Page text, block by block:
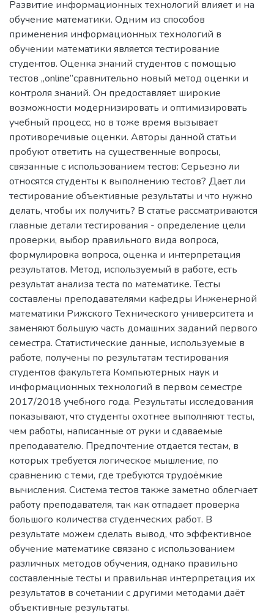
Развитие информационных технологий влияет и на
обучение математики. Одним из способов
применения информационных технологий в
обучении математики является тестирование
студентов. Оценка знаний студентов с помощью
тестов „online”сравнительно новый метод оценки и
контроля знаний. Он предоставляет широкие
возможности модернизировать и оптимизировать
учебный процесс, но в тоже время вызывает
противоречивые оценки. Авторы данной статьи
пробуют ответить на существенные вопросы,
связанные с использованием тестов: Серьезно ли
относятся студенты к выполнению тестов? Дает ли
тестирование объективные результаты и что нужно
делать, чтобы их получить? В статье рассматриваются
главные детали тестирования - определение цели
проверки, выбор правильного вида вопроса,
формулировка вопроса, оценка и интерпретация
результатов. Метод, используемый в работе, есть
результат анализа теста по математике. Тесты
составлены преподавателями кафедры Инженерной
математики Рижского Технического университета и
заменяют большую часть домашних заданий первого
семестра. Статистические данные, используемые в
работе, получены по результатам тестирования
студентов факультета Компьютерных наук и
информационных технологий в первом семестре
2017/2018 учебного года. Результаты исследования
показывают, что студенты охотнее выполняют тесты,
чем работы, написанные от руки и сдаваемые
преподавателю. Предпочтение отдается тестам, в
которых требуется логическое мышление, по
сравнению с теми, где требуются трудоёмкие
вычисления. Система тестов также заметно облегчает
работу преподавателя, так как отпадает проверка
большого количества студенческих работ. В
результате можем сделать вывод, что эффективное
обучение математике связано с использованием
различных методов обучения, однако правильно
составленные тесты и правильная интерпретация их
результатов в сочетании с другими методами даёт
объективные результаты.